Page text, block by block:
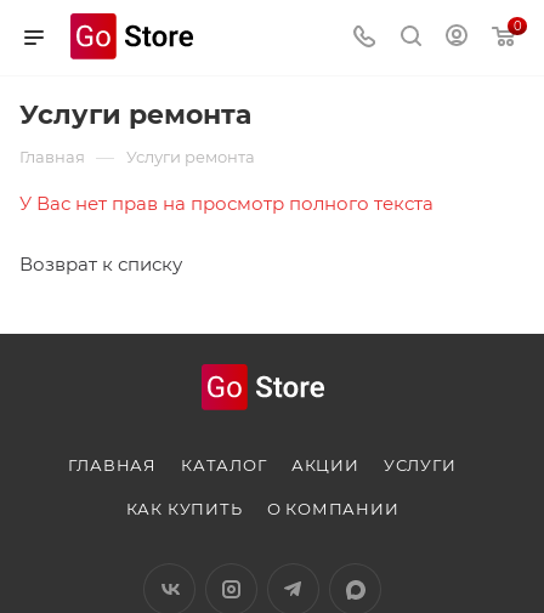
0
Услуги ремонта
Главная — Услуги ремонта
У Вас нет прав на просмотр полного текста
Возврат к списку
ГЛАВНАЯ КАТАЛОГ АКЦИИ УСЛУГИ
КАК КУПИТЬ О КОМПАНИИ